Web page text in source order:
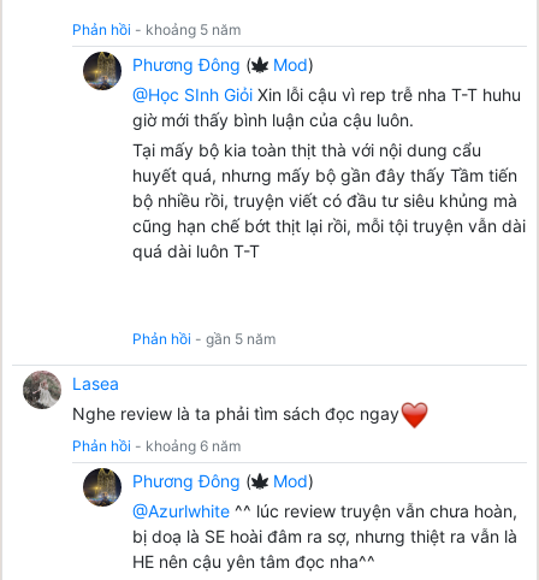
Phản hồi - khoảng 5 năm
Phương Đông ( Mod)
@Học SInh Giỏi Xin lỗi cậu vì rep trễ nha T-T huhu
giờ mới thấy bình luận của cậu luôn.
Tại mấy bộ kia toàn thịt thà với nội dung cẩu
huyết quá, nhưng mấy bộ gần đây thấy Tầm tiến
bộ nhiều rồi, truyện viết có đầu tư siêu khủng mà
cũng hạn chế bớt thịt lại rồi, mỗi tội truyện vẫn dài
quá dài luôn T-T
Phản hồi - gần 5 năm
Lasea
Nghe review là ta phải tìm sách đọc ngay
Phản hồi - khoảng 6 năm
Phương Đông ( Mod)
@Azurlwhite ^^ lúc review truyện vẫn chưa hoàn,
bị doạ là SE hoài đâm ra sợ, nhưng thiệt ra vẫn là
HE nên cậu yên tâm đọc nha^^